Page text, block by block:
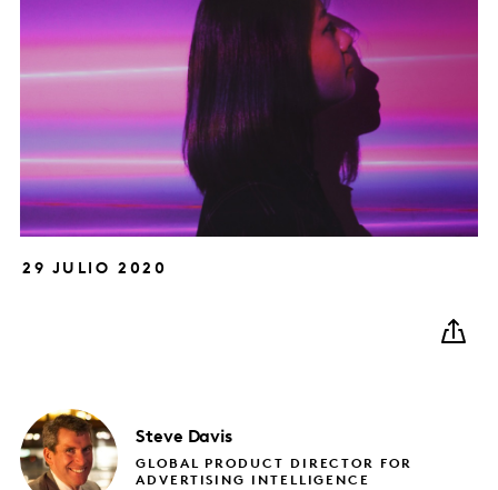
29 JULIO 2020
Steve Davis
GLOBAL PRODUCT DIRECTOR FOR
ADVERTISING INTELLIGENCE